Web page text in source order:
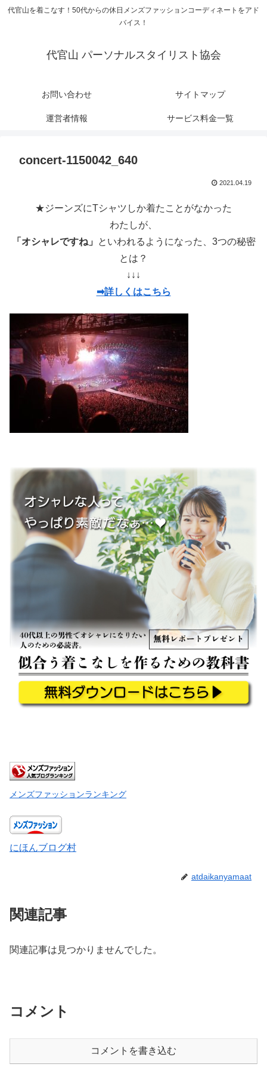
代官山を着こなす！50代からの休日メンズファッションコーディネートをアド
バイス！
代官山 パーソナルスタイリスト協会
お問い合わせ サイトマップ
運営者情報 サービス料金一覧
concert-1150042_640
2021.04.19
★ジーンズにTシャツしか着たことがなかった
わたしが、
「オシャレですね」
といわれるようになった、3つの秘密
とは？
↓↓↓
➡詳しくはこちら
メンズファッションランキング
にほんブログ村
atdaikanyamaat
関連記事
関連記事は見つかりませんでした。
コメント
コメントを書き込む